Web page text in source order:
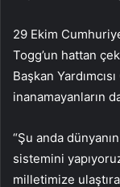
29 Ekim
Togg’un hattan
Başkan
inanamayanların
“Şu anda
sistemini
milletimize